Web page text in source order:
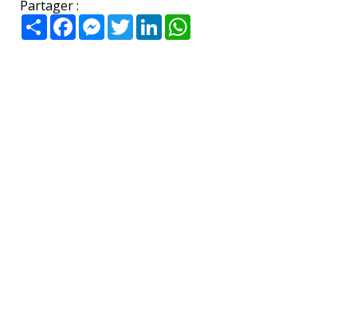
Partager :
PartagerFacebookMessenger
TwitterLinkedIn